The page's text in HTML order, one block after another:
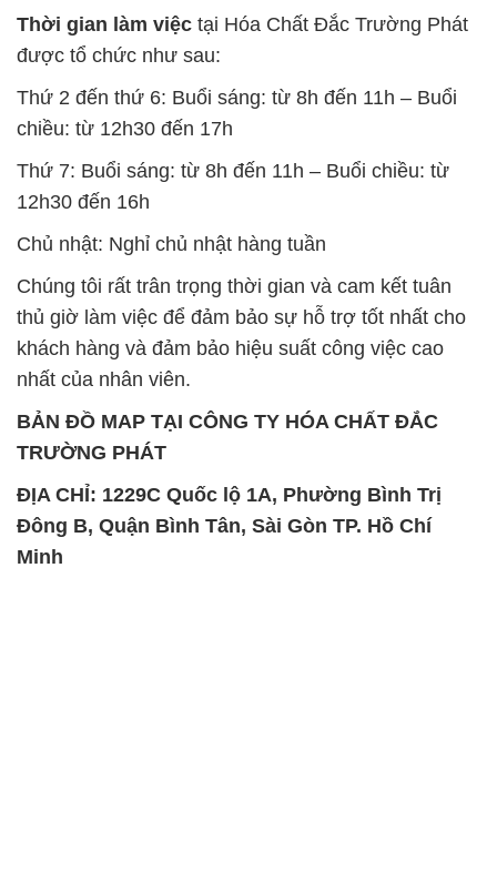
Thời gian làm việc tại Hóa Chất Đắc Trường Phát
được tổ chức như sau:
Thứ 2 đến thứ 6: Buổi sáng: từ 8h đến 11h – Buổi
chiều: từ 12h30 đến 17h
Thứ 7: Buổi sáng: từ 8h đến 11h – Buổi chiều: từ
12h30 đến 16h
Chủ nhật: Nghỉ chủ nhật hàng tuần
Chúng tôi rất trân trọng thời gian và cam kết tuân
thủ giờ làm việc để đảm bảo sự hỗ trợ tốt nhất cho
khách hàng và đảm bảo hiệu suất công việc cao
nhất của nhân viên.
BẢN ĐỒ MAP TẠI CÔNG TY HÓA CHẤT ĐẮC
TRƯỜNG PHÁT
ĐỊA CHỈ: 1229C Quốc lộ 1A, Phường Bình Trị
Đông B, Quận Bình Tân, Sài Gòn TP. Hồ Chí
Minh